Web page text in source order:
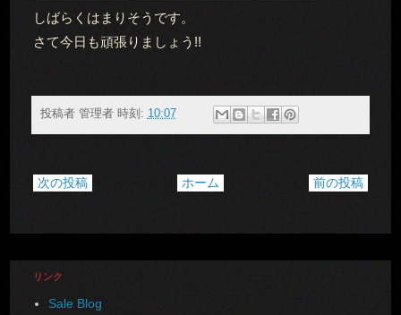
しばらくはまりそうです。
さて今日も頑張りましょう!!
投稿者 管理者 時刻: 10:07
次の投稿 前の投稿
ホーム
リンク
Sale Blog